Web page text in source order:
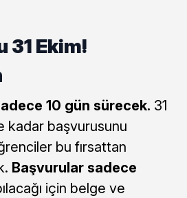
31 Ekim!
10 gün sürecek. 31
kadar başvurusunu
bu fırsattan
Başvurular sadece
için belge ve